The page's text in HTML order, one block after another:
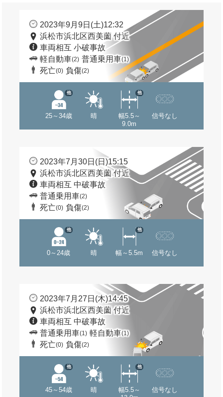
2023年9月9日(土)12:32
浜松市浜北区西美薗 付近
車両相互 小破事故
軽自動車(2) 普通乗用車(1)
死亡(0) 負傷(2)
25～34歳
他
晴
幅5.5～
9.0m
他
信号なし
2023年7月30日(日)15:15
浜松市浜北区西美薗 付近
車両相互 中破事故
普通乗用車(2)
死亡(0) 負傷(2)
0～24歳
他
晴 幅～5.5m
他
信号なし
2023年7月27日(木)14:45
浜松市浜北区西美薗 付近
車両相互 中破事故
普通乗用車(1) 軽自動車(1)
死亡(0) 負傷(2)
45～54歳
他
晴
幅5.5～
他
信号なし